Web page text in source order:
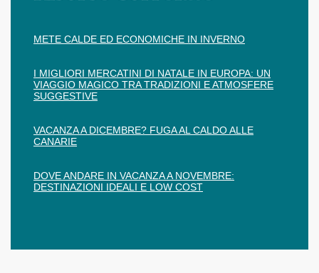
METE CALDE ED ECONOMICHE IN INVERNO
I MIGLIORI MERCATINI DI NATALE IN EUROPA: UN
VIAGGIO MAGICO TRA TRADIZIONI E ATMOSFERE
SUGGESTIVE
VACANZA A DICEMBRE? FUGA AL CALDO ALLE
CANARIE
DOVE ANDARE IN VACANZA A NOVEMBRE:
DESTINAZIONI IDEALI E LOW COST